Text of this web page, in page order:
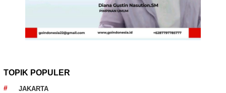
TOPIK POPULER
JAKARTA